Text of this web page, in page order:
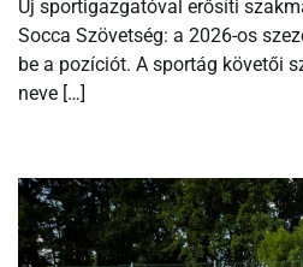
Új sportigazgatóval erősíti
Socca Szövetség: a 2026-os
be a pozíciót. A sportág követői
neve […]